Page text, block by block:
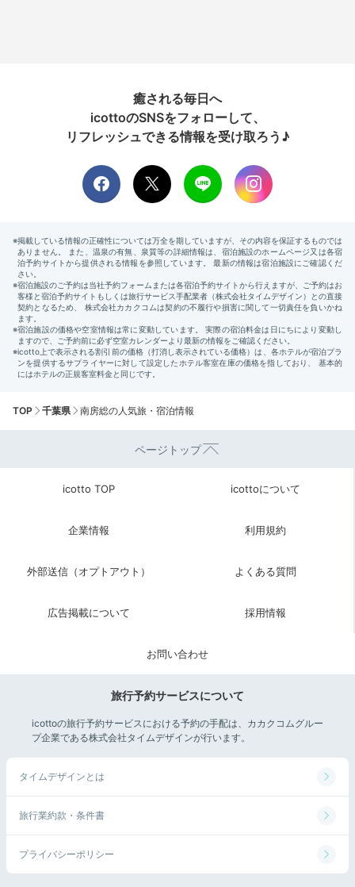
癒される毎日へ
icottoのSNSをフォローして、
リフレッシュできる情報を受け取ろう♪
TOP 千葉県 南房総の人気旅・宿泊情報
ページトップ
icotto TOP icottoについて
企業情報 利用規約
外部送信（オプトアウト） よくある質問
広告掲載について 採用情報
お問い合わせ
旅行予約サービスについて
icottoの旅行予約サービスにおける予約の手配は、カカクコムグルー
プ企業である株式会社タイムデザインが行います。
タイムデザインとは
旅行業約款・条件書
プライバシーポリシー